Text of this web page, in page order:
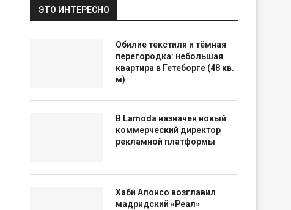
ЭТО ИНТЕРЕСНО
Обилие текстиля и тёмная
перегородка: небольшая
квартира в Гетеборге (48 кв.
м)
В Lamoda назначен новый
коммерческий директор
рекламной платформы
Хаби Алонсо возглавил
мадридский «Реал»